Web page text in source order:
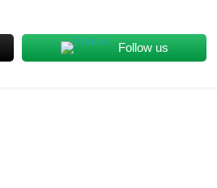
Follow us